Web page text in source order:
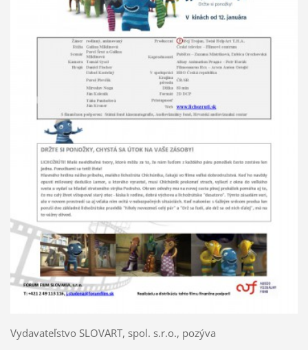
Vydavateľstvo SLOVART, spol. s.r.o., pozýva